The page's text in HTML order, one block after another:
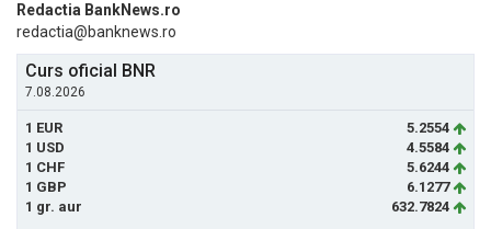
Redactia BankNews.ro
redactia@banknews.ro
Curs oficial BNR
7.08.2026
1 EUR
5.2554
1 USD
4.5584
1 CHF
5.6244
1 GBP
6.1277
1 gr. aur
632.7824